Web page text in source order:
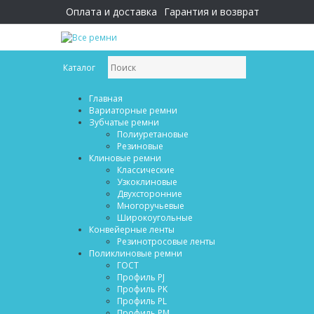
Оплата и доставка Гарантия и возврат
Каталог
Главная
Вариаторные ремни
Зубчатые ремни
Полиуретановые
Резиновые
Клиновые ремни
Классические
Узкоклиновые
Двухсторонние
Многоручьевые
Широкоугольные
Конвейерные ленты
Резинотросовые ленты
Поликлиновые ремни
ГОСТ
Профиль PJ
Профиль PK
Профиль PL